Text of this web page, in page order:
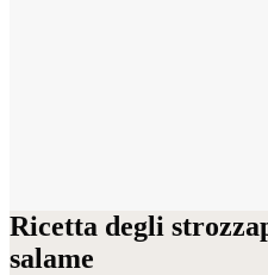
Ricetta degli
salame